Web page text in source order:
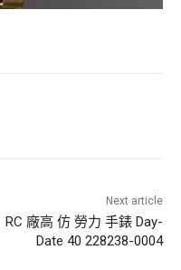
Next article
RC 廠高 仿 勞力 手錶 Day-
Date 40 228238-0004